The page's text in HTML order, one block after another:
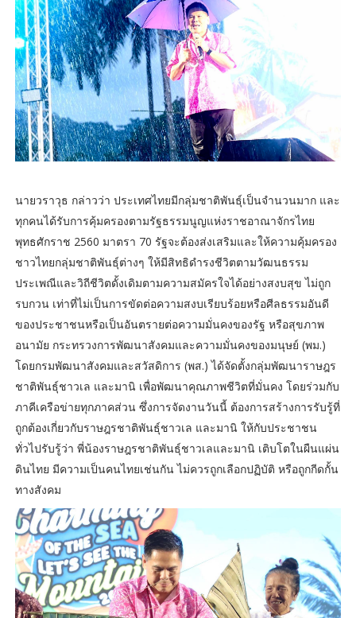
นายวราวุธ กล่าวว่า ประเทศไทยมีกลุ่มชาติพันธุ์เป็นจำนวนมาก และ
ทุกคนได้รับการคุ้มครองตามรัฐธรรมนูญแห่งราชอาณาจักรไทย
พุทธศักราช 2560 มาตรา 70 รัฐจะต้องส่งเสริมและให้ความคุ้มครอง
ชาวไทยกลุ่มชาติพันธุ์ต่างๆ ให้มีสิทธิดำรงชีวิตตามวัฒนธรรม
ประเพณีและวิถีชีวิตดั้งเดิมตามความสมัครใจได้อย่างสงบสุข ไม่ถูก
รบกวน เท่าที่ไม่เป็นการขัดต่อความสงบเรียบร้อยหรือศีลธรรมอันดี
ของประชาชนหรือเป็นอันตรายต่อความมั่นคงของรัฐ หรือสุขภาพ
อนามัย กระทรวงการพัฒนาสังคมและความมั่นคงของมนุษย์ (พม.)
โดยกรมพัฒนาสังคมและสวัสดิการ (พส.) ได้จัดตั้งกลุ่มพัฒนาราษฎร
ชาติพันธุ์ชาวเล และมานิ เพื่อพัฒนาคุณภาพชีวิตที่มั่นคง โดยร่วมกับ
ภาคีเครือข่ายทุกภาคส่วน ซึ่งการจัดงานวันนี้ ต้องการสร้างการรับรู้ที่
ถูกต้องเกี่ยวกับราษฎรชาติพันธุ์ชาวเล และมานิ ให้กับประชาชน
ทั่วไปรับรู้ว่า พี่น้องราษฎรชาติพันธุ์ชาวเลและมานิ เติบโตในผืนแผ่น
ดินไทย มีความเป็นคนไทยเช่นกัน ไม่ควรถูกเลือกปฏิบัติ หรือถูกกีดกั้น
ทางสังคม